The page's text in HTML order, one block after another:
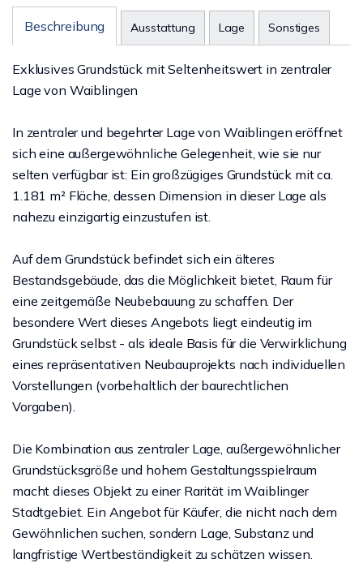
Beschreibung Ausstattung Lage Sonstiges
Exklusives Grundstück mit Seltenheitswert in zentraler
Lage von Waiblingen
In zentraler und begehrter Lage von Waiblingen eröffnet
sich eine außergewöhnliche Gelegenheit, wie sie nur
selten verfügbar ist: Ein großzügiges Grundstück mit ca.
1.181 m² Fläche, dessen Dimension in dieser Lage als
nahezu einzigartig einzustufen ist.
Auf dem Grundstück befindet sich ein älteres
Bestandsgebäude, das die Möglichkeit bietet, Raum für
eine zeitgemäße Neubebauung zu schaffen. Der
besondere Wert dieses Angebots liegt eindeutig im
Grundstück selbst - als ideale Basis für die Verwirklichung
eines repräsentativen Neubauprojekts nach individuellen
Vorstellungen (vorbehaltlich der baurechtlichen
Vorgaben).
Die Kombination aus zentraler Lage, außergewöhnlicher
Grundstücksgröße und hohem Gestaltungsspielraum
macht dieses Objekt zu einer Rarität im Waiblinger
Stadtgebiet. Ein Angebot für Käufer, die nicht nach dem
Gewöhnlichen suchen, sondern Lage, Substanz und
langfristige Wertbeständigkeit zu schätzen wissen.